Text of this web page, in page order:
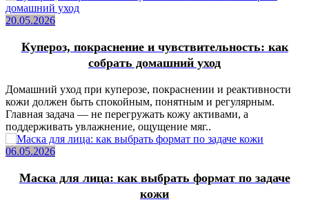
20.05.2026
Купероз, покраснение и чувствительность: как
собрать домашний уход
Домашний уход при куперозе, покраснении и реактивности
кожи должен быть спокойным, понятным и регулярным.
Главная задача — не перегружать кожу активами, а
поддерживать увлажнение, ощущение мяг..
06.05.2026
Маска для лица: как выбрать формат по задаче
кожи